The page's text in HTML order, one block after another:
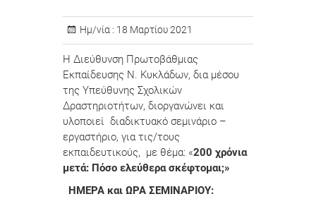
Ημ/νία : 18 Μαρτίου 2021
H Διεύθυνση Πρωτοβάθμιας
Εκπαίδευσης Ν. Κυκλάδων, δια μέσου
της Υπεύθυνης Σχολικών
Δραστηριοτήτων, διοργανώνει και
υλοποιεί διαδικτυακό σεμινάριο –
εργαστήριο, για τις/τους
εκπαιδευτικούς, με θέμα: «200 χρόνια
μετά: Πόσο ελεύθερα σκέφτομαι;»
ΗΜΕΡΑ και ΩΡΑ ΣΕΜΙΝΑΡΙΟΥ: